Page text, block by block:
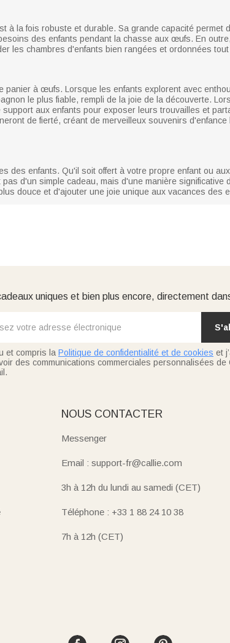
à la fois robuste et durable. Sa grande capacité
des enfants pendant la chasse aux œufs. En
les chambres d'enfants bien rangées et ordonnées
panier à œufs. Lorsque les enfants explorent avec
le plus fiable, rempli de la joie de la découverte.
aux enfants pour exposer leurs trouvailles et
de fierté, créant de merveilleux souvenirs
des enfants. Qu'il soit offert à votre propre enfant ou
d'un simple cadeau, mais d'une manière significative
douce et d'ajouter une joie unique aux vacances des
uniques et bien plus encore, directement
et compris la Politique de confidentialité et de cookies et
des communications commerciales personnalisées de
NOUS CONTACTER
Messenger
Email : support-fr@callie.com
3h à 12h du lundi au samedi (CET)
Téléphone : +33 1 88 24 10 38
7h à 12h (CET)